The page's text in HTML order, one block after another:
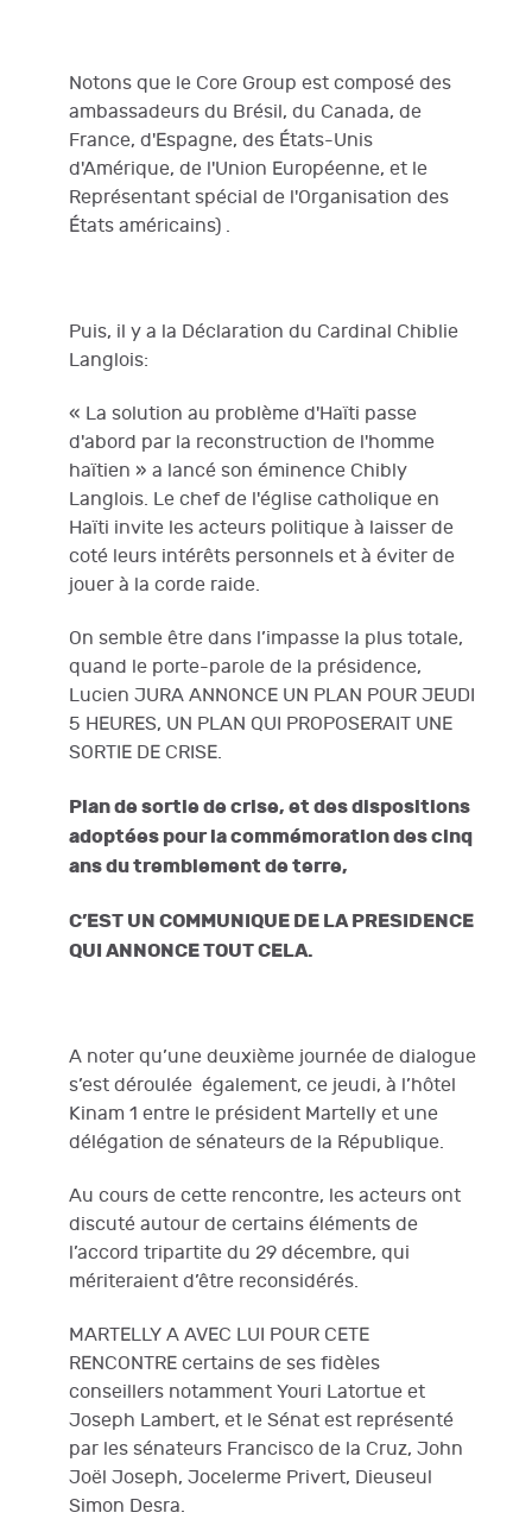
Notons que le Core Group est composé des
ambassadeurs du Brésil, du Canada, de
France, d'Espagne, des États-Unis
d'Amérique, de l'Union Européenne, et le
Représentant spécial de l'Organisation des
États américains) .
Puis, il y a la Déclaration du Cardinal Chiblie
Langlois:
« La solution au problème d'Haïti passe
d'abord par la reconstruction de l'homme
haïtien » a lancé son éminence Chibly
Langlois. Le chef de l'église catholique en
Haïti invite les acteurs politique à laisser de
coté leurs intérêts personnels et à éviter de
jouer à la corde raide.
On semble être dans l’impasse la plus totale,
quand le porte-parole de la présidence,
Lucien JURA ANNONCE UN PLAN POUR JEUDI
5 HEURES, UN PLAN QUI PROPOSERAIT UNE
SORTIE DE CRISE.
Plan de sortie de crise, et des dispositions
adoptées pour la commémoration des cinq
ans du tremblement de terre,
C’EST UN COMMUNIQUE DE LA PRESIDENCE
QUI ANNONCE TOUT CELA.
A noter qu’une deuxième journée de dialogue
s’est déroulée également, ce jeudi, à l’hôtel
Kinam 1 entre le président Martelly et une
délégation de sénateurs de la République.
Au cours de cette rencontre, les acteurs ont
discuté autour de certains éléments de
l’accord tripartite du 29 décembre, qui
mériteraient d’être reconsidérés.
MARTELLY A AVEC LUI POUR CETE
RENCONTRE certains de ses fidèles
conseillers notamment Youri Latortue et
Joseph Lambert, et le Sénat est représenté
par les sénateurs Francisco de la Cruz, John
Joël Joseph, Jocelerme Privert, Dieuseul
Simon Desra.